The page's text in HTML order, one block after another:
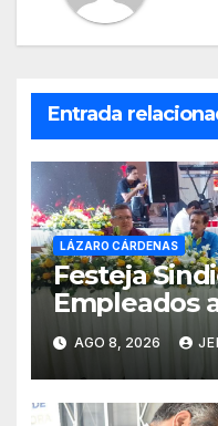
Entrada
LÁZARO CÁRDENAS
Festeja
Empleados
Empleado
AGO 8, 2026